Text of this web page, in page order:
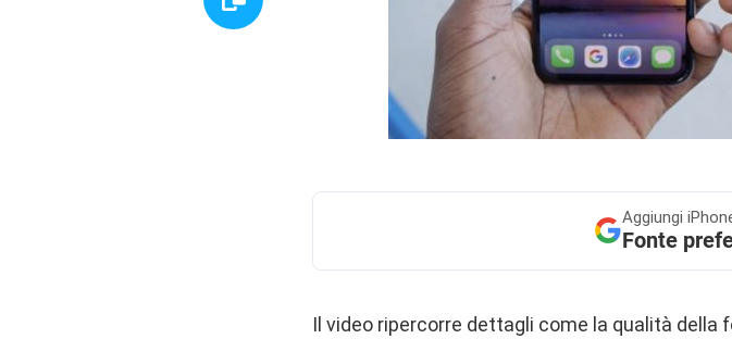
Aggiungi
Fonte
Il video ripercorre dettagli come la qualità